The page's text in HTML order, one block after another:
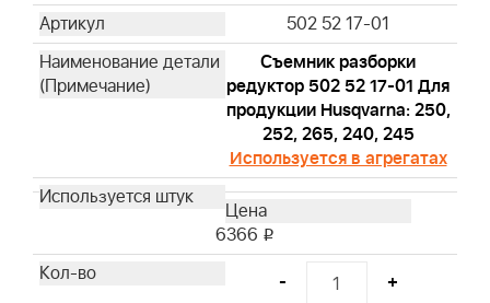
502 52 17-01
Съемник разборки
редуктор 502 52 17-01 Для
продукции Husqvarna: 250,
252, 265, 240, 245
Используется в агрегатах
6366 i
- +